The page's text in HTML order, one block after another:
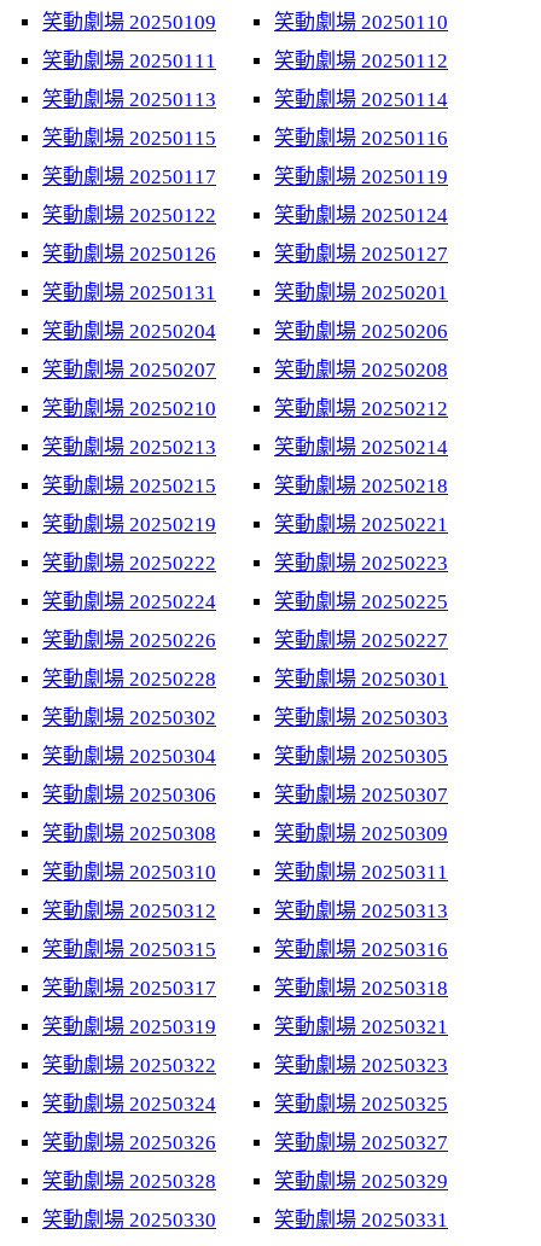
笑動劇場 20250109
笑動劇場 20250110
笑動劇場 20250111
笑動劇場 20250112
笑動劇場 20250113
笑動劇場 20250114
笑動劇場 20250115
笑動劇場 20250116
笑動劇場 20250117
笑動劇場 20250119
笑動劇場 20250122
笑動劇場 20250124
笑動劇場 20250126
笑動劇場 20250127
笑動劇場 20250131
笑動劇場 20250201
笑動劇場 20250204
笑動劇場 20250206
笑動劇場 20250207
笑動劇場 20250208
笑動劇場 20250210
笑動劇場 20250212
笑動劇場 20250213
笑動劇場 20250214
笑動劇場 20250215
笑動劇場 20250218
笑動劇場 20250219
笑動劇場 20250221
笑動劇場 20250222
笑動劇場 20250223
笑動劇場 20250224
笑動劇場 20250225
笑動劇場 20250226
笑動劇場 20250227
笑動劇場 20250228
笑動劇場 20250301
笑動劇場 20250302
笑動劇場 20250303
笑動劇場 20250304
笑動劇場 20250305
笑動劇場 20250306
笑動劇場 20250307
笑動劇場 20250308
笑動劇場 20250309
笑動劇場 20250310
笑動劇場 20250311
笑動劇場 20250312
笑動劇場 20250313
笑動劇場 20250315
笑動劇場 20250316
笑動劇場 20250317
笑動劇場 20250318
笑動劇場 20250319
笑動劇場 20250321
笑動劇場 20250322
笑動劇場 20250323
笑動劇場 20250324
笑動劇場 20250325
笑動劇場 20250326
笑動劇場 20250327
笑動劇場 20250328
笑動劇場 20250329
笑動劇場 20250330
笑動劇場 20250331